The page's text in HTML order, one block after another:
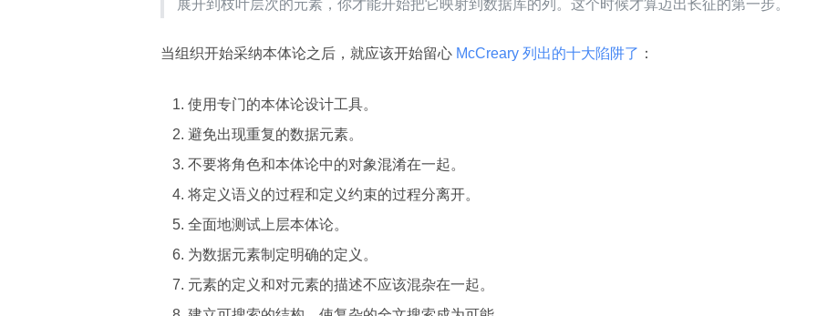
展开到枝叶层次的元素，你才能开始把它映射到数据库的列。这个时候才算迈出长征的第一步。
当组织开始采纳本体论之后，就应该开始留心 McCreary 列出的十大陷阱了 ：
使用专门的本体论设计工具。
避免出现重复的数据元素。
不要将角色和本体论中的对象混淆在一起。
将定义语义的过程和定义约束的过程分离开。
全面地测试上层本体论。
为数据元素制定明确的定义。
元素的定义和对元素的描述不应该混杂在一起。